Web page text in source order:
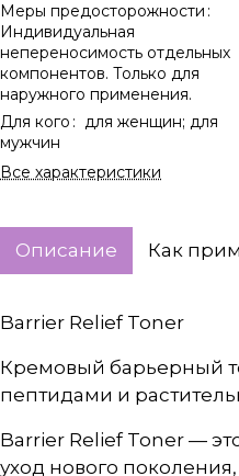
Меры предосторожности:
Индивидуальная
непереносимость отдельных
компонентов. Только для
наружного применения.
Для кого: для женщин; для
мужчин
Все характеристики
Описание Как
Barrier Relief Toner
Кремовый барьерный
пептидами и
Barrier Relief Toner —
уход нового